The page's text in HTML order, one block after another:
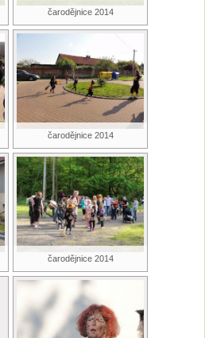
čarodějnice 2014
čarodějnice 2014
čarodějnice 2014